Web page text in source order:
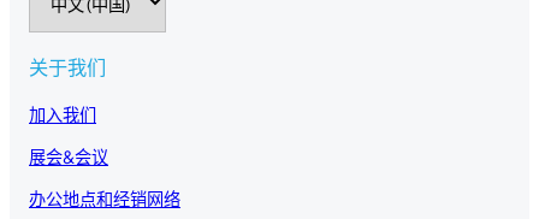
语
言
关于我们
加入我们
展会&会议
办公地点和经销网络